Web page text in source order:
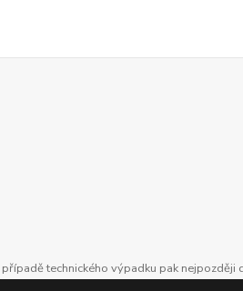
technického výpadku pak nejpozději